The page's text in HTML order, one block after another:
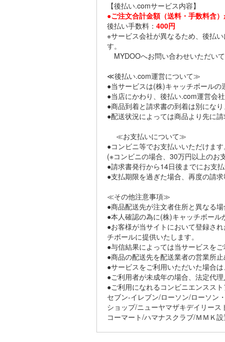
【後払い.comサービス内容】
●ご注文合計金額（送料・手数料含
後払い手数料： 400円
※サービス会社が異なるため、後払
す。
MYDOOへお問い合わせいただい
≪後払い.com運営について≫
●当サービスは(株)キャッチボールの
●当店にかわり、後払い.com運営会
●商品到着と請求書の到着は別にな
●配送状況によっては商品より先に
≪お支払いについて≫
●コンビニ等でお支払いいただけます
(※コンビニの場合、30万円以上のお
●請求書発行から14日後までにお支払
●支払期限を過ぎた場合、再度の請
≪その他注意事項≫
●商品配送先が注文者住所と異なる場
●本人確認の為に(株)キャッチボール
●お客様が当サイトにおいて登録さ
チボールに提供いたします。
●与信結果によっては当サービスを
●商品の配送先を配送業者の営業所
●サービスをご利用いただいた場合
●ご利用者が未成年の場合、法定代
●ご利用になれるコンビニエンススト
セブン-イレブン/ローソン/ローソン
ショップ/ニューヤマザキデイリー
コーマート/ハマナスクラブ/ＭＭＫ